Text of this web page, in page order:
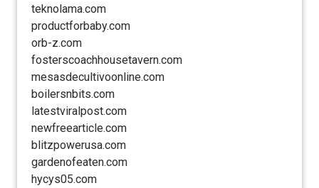
teknolama.com
productforbaby.com
orb-z.com
fosterscoachhousetavern.com
mesasdecultivoonline.com
boilersnbits.com
latestviralpost.com
newfreearticle.com
blitzpowerusa.com
gardenofeaten.com
hycys05.com